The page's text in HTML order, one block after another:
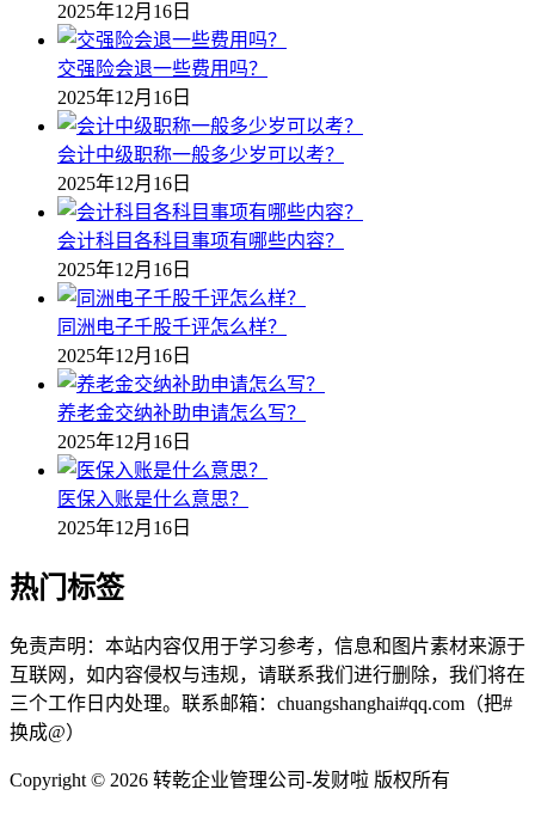
2025年12月16日
交强险会退一些费用吗？
2025年12月16日
会计中级职称一般多少岁可以考？
2025年12月16日
会计科目各科目事项有哪些内容？
2025年12月16日
同洲电子千股千评怎么样？
2025年12月16日
养老金交纳补助申请怎么写？
2025年12月16日
医保入账是什么意思？
2025年12月16日
热门标签
免责声明：本站内容仅用于学习参考，信息和图片素材来源于
互联网，如内容侵权与违规，请联系我们进行删除，我们将在
三个工作日内处理。联系邮箱：chuangshanghai#qq.com（把#
换成@）
Copyright © 2026 转乾企业管理公司-发财啦 版权所有